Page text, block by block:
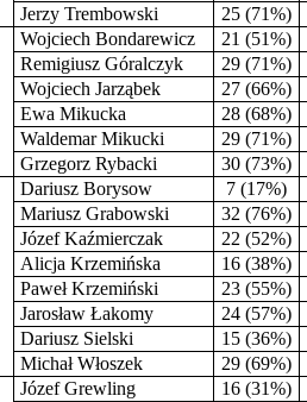
Jerzy Trembowski
25 (71%)
Wojciech Bondarewicz
21 (51%)
Remigiusz Góralczyk
29 (71%)
Wojciech Jarząbek
27 (66%)
Ewa Mikucka
28 (68%)
Waldemar Mikucki
29 (71%)
Grzegorz Rybacki
30 (73%)
Dariusz Borysow
7 (17%)
Mariusz Grabowski
32 (76%)
Józef Kaźmierczak
22 (52%)
Alicja Krzemińska
16 (38%)
Paweł Krzemiński
23 (55%)
Jarosław Łakomy
24 (57%)
Dariusz Sielski
15 (36%)
Michał Włoszek
29 (69%)
Józef Grewling
16 (31%)